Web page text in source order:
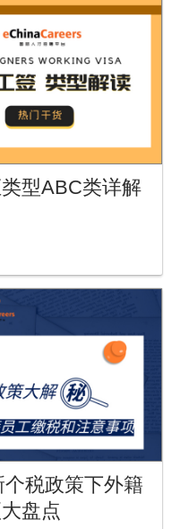
型ABC类详解
个税政策下外籍
盘点